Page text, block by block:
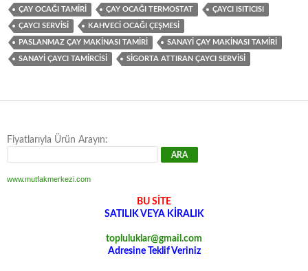
ÇAY OCAĞI TAMIRI ÇAY OCAĞI TERMOSTAT ÇAYCI ISITICISI
ÇAYCI SERVISI KAHVECI OCAĞI ÇEŞMESI
PASLANMAZ ÇAY MAKINASI TAMIRI SANAYI ÇAY MAKINASI TAMIRI
SANAYI ÇAYCI TAMIRCISI SIGORTA ATTIRAN ÇAYCI SERVISI
Fiyatlarıyla Ürün Arayın:
www.mutfakmerkezi.com
BU SİTE
SATILIK VEYA KİRALIK
topluluklar@gmail.com
Adresine Teklif Veriniz